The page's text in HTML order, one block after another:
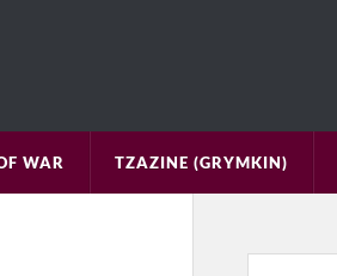
WAR TZAZINE (GRYMKIN)